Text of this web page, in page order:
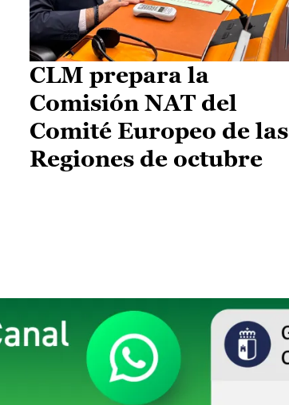
CLM prepara la
Comisión NAT del
Comité Europeo de las
Regiones de octubre